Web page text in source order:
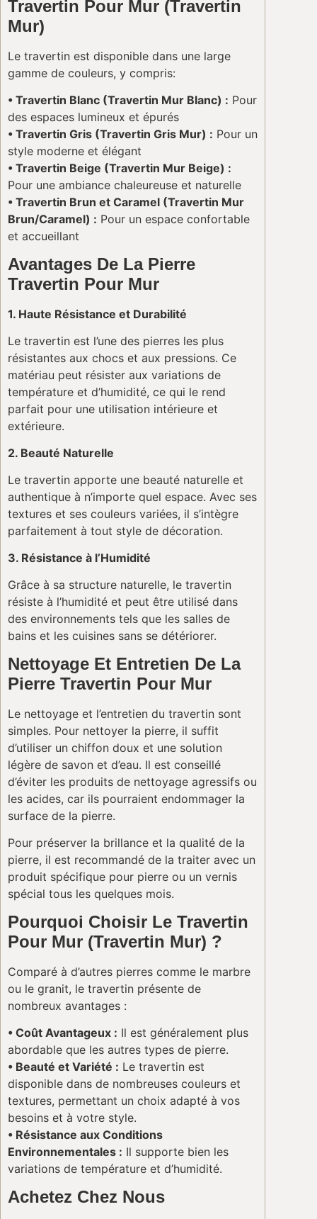
Travertin Pour Mur (Travertin
Mur)
Le travertin est disponible dans une large
gamme de couleurs, y compris:
• Travertin Blanc (Travertin Mur Blanc) : Pour
des espaces lumineux et épurés
• Travertin Gris (Travertin Gris Mur) : Pour un
style moderne et élégant
• Travertin Beige (Travertin Mur Beige) :
Pour une ambiance chaleureuse et naturelle
• Travertin Brun et Caramel (Travertin Mur
Brun/Caramel) : Pour un espace confortable
et accueillant
Avantages De La Pierre
Travertin Pour Mur
1. Haute Résistance et Durabilité
Le travertin est l’une des pierres les plus
résistantes aux chocs et aux pressions. Ce
matériau peut résister aux variations de
température et d’humidité, ce qui le rend
parfait pour une utilisation intérieure et
extérieure.
2. Beauté Naturelle
Le travertin apporte une beauté naturelle et
authentique à n’importe quel espace. Avec ses
textures et ses couleurs variées, il s’intègre
parfaitement à tout style de décoration.
3. Résistance à l’Humidité
Grâce à sa structure naturelle, le travertin
résiste à l’humidité et peut être utilisé dans
des environnements tels que les salles de
bains et les cuisines sans se détériorer.
Nettoyage Et Entretien De La
Pierre Travertin Pour Mur
Le nettoyage et l’entretien du travertin sont
simples. Pour nettoyer la pierre, il suffit
d’utiliser un chiffon doux et une solution
légère de savon et d’eau. Il est conseillé
d’éviter les produits de nettoyage agressifs ou
les acides, car ils pourraient endommager la
surface de la pierre.
Pour préserver la brillance et la qualité de la
pierre, il est recommandé de la traiter avec un
produit spécifique pour pierre ou un vernis
spécial tous les quelques mois.
Pourquoi Choisir Le Travertin
Pour Mur (Travertin Mur) ?
Comparé à d’autres pierres comme le marbre
ou le granit, le travertin présente de
nombreux avantages :
• Coût Avantageux : Il est généralement plus
abordable que les autres types de pierre.
• Beauté et Variété : Le travertin est
disponible dans de nombreuses couleurs et
textures, permettant un choix adapté à vos
besoins et à votre style.
• Résistance aux Conditions
Environnementales : Il supporte bien les
variations de température et d’humidité.
Achetez Chez Nous